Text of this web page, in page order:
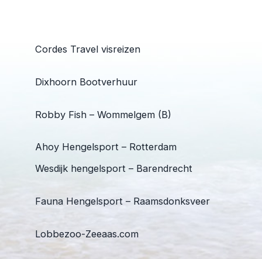
Cordes Travel visreizen
Dixhoorn Bootverhuur
Robby Fish – Wommelgem (B)
Ahoy Hengelsport – Rotterdam
Wesdijk hengelsport – Barendrecht
Fauna Hengelsport – Raamsdonksveer
Lobbezoo-Zeeaas.com